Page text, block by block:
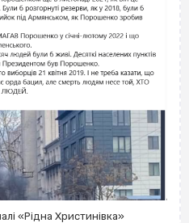
«Рідна Христинівка»